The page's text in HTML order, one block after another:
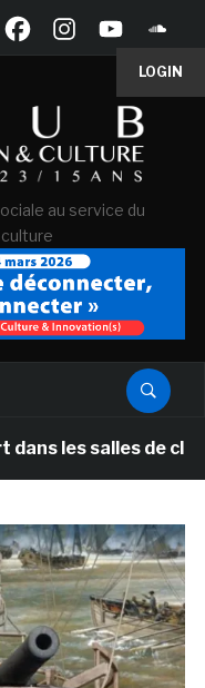
LOGIN
au service du
salles de classe des